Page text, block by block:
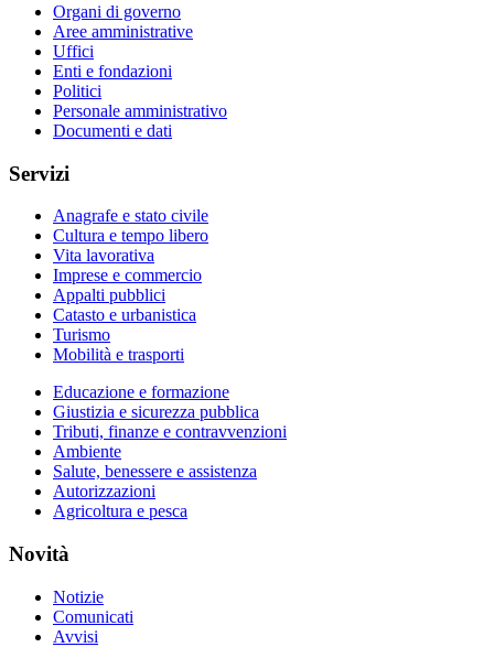
Organi di governo
Aree amministrative
Uffici
Enti e fondazioni
Politici
Personale amministrativo
Documenti e dati
Servizi
Anagrafe e stato civile
Cultura e tempo libero
Vita lavorativa
Imprese e commercio
Appalti pubblici
Catasto e urbanistica
Turismo
Mobilità e trasporti
Educazione e formazione
Giustizia e sicurezza pubblica
Tributi, finanze e contravvenzioni
Ambiente
Salute, benessere e assistenza
Autorizzazioni
Agricoltura e pesca
Novità
Notizie
Comunicati
Avvisi